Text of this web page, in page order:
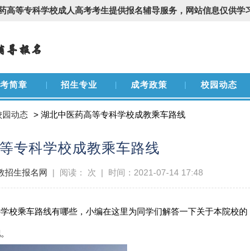
高等专科学校成人高考考生提供报名辅导服务，网站信息仅供学
简章 招生专业 成考政策 校园动态
园动态 > 湖北中医药高等专科学校成教乘车路线
专科学校成教乘车路线
招生报名网 | 阅读： 次 | 时间：2021-07-14 17:48
校乘车路线有哪些，小编在这里为同学们解答一下关于本院校的